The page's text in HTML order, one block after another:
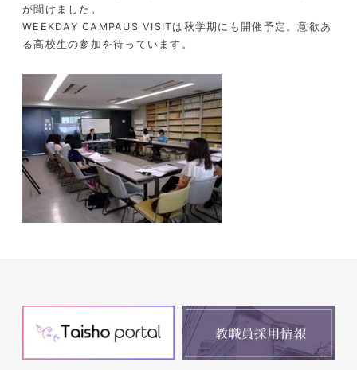
が聞けました。
WEEKDAY CAMPAUS VISITは秋学期にも開催予定。意欲あ
る高校生の参加を待っています。